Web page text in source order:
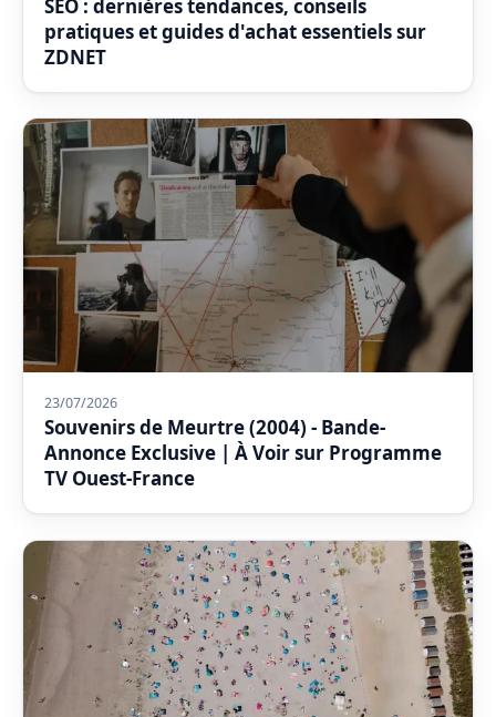
SEO : dernières tendances, conseils
pratiques et guides d'achat essentiels sur
ZDNET
23/07/2026
Souvenirs de Meurtre (2004) - Bande-
Annonce Exclusive | À Voir sur Programme
TV Ouest-France